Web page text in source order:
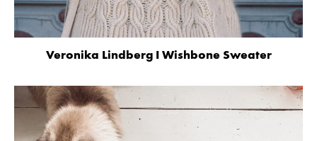
Veronika Lindberg I Wishbone Sweater